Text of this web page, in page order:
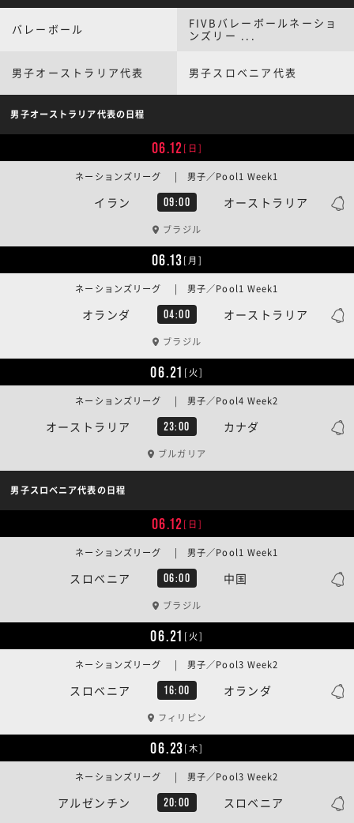
バレーボール
FIVBバレーボールネーショ
ンズリー ...
男子オーストラリア代表 男子スロベニア代表
男子オーストラリア代表の日程
06.12[日]
イラン 09:00 オーストラリア
ネーションズリーグ | 男子／Pool1 Week1
ブラジル
06.13[月]
オランダ 04:00 オーストラリア
ネーションズリーグ | 男子／Pool1 Week1
ブラジル
06.21 [火]
オーストラリア 23:00 カナダ
ネーションズリーグ | 男子／Pool4 Week2
ブルガリア
男子スロベニア代表の日程
06.12[日]
スロベニア 06:00 中国
ネーションズリーグ | 男子／Pool1 Week1
ブラジル
06.21 [火]
スロベニア 16:00 オランダ
ネーションズリーグ | 男子／Pool3 Week2
フィリピン
06.23[木]
アルゼンチン 20:00 スロベニア
ネーションズリーグ | 男子／Pool3 Week2